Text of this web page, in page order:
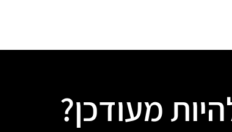
מעודכן?